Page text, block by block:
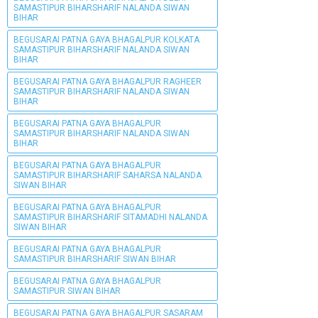
SAMASTIPUR BIHARSHARIF NALANDA SIWAN
BIHAR
BEGUSARAI PATNA GAYA BHAGALPUR KOLKATA
SAMASTIPUR BIHARSHARIF NALANDA SIWAN
BIHAR
BEGUSARAI PATNA GAYA BHAGALPUR RAGHEER
SAMASTIPUR BIHARSHARIF NALANDA SIWAN
BIHAR
BEGUSARAI PATNA GAYA BHAGALPUR
SAMASTIPUR BIHARSHARIF NALANDA SIWAN
BIHAR
BEGUSARAI PATNA GAYA BHAGALPUR
SAMASTIPUR BIHARSHARIF SAHARSA NALANDA
SIWAN BIHAR
BEGUSARAI PATNA GAYA BHAGALPUR
SAMASTIPUR BIHARSHARIF SITAMADHI NALANDA
SIWAN BIHAR
BEGUSARAI PATNA GAYA BHAGALPUR
SAMASTIPUR BIHARSHARIF SIWAN BIHAR
BEGUSARAI PATNA GAYA BHAGALPUR
SAMASTIPUR SIWAN BIHAR
BEGUSARAI PATNA GAYA BHAGALPUR SASARAM